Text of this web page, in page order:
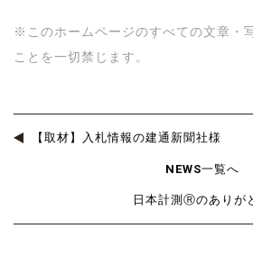
※このホームページのすべての文章・
ことを一切禁じます。
【取材】入札情報の建通新聞社様
NEWS一覧へ
日本計測Ⓡのありが